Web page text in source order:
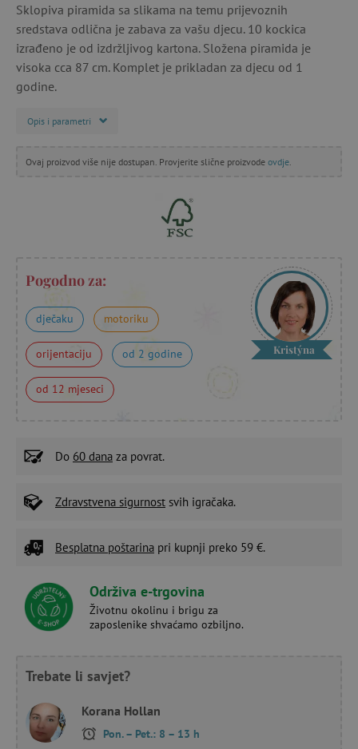
Sklopiva piramida sa slikama na temu prijevoznih
sredstava odlična je zabava za vašu djecu. 10 kockica
izrađeno je od izdržljivog kartona. Složena piramida je
visoka cca 87 cm. Komplet je prikladan za djecu od 1
godine.
Opis i parametri
Ovaj proizvod više nije dostupan. Provjerite slične proizvode ovdje
Pogodno za:
dječaku motoriku
orijentaciju od 2 godine
od 12 mjeseci
Kristýna
Do 60 dana za povrat.
Zdravstvena sigurnost svih igračaka.
Besplatna poštarina pri kupnji preko 59 €.
Održiva e-trgovina
Životnu okolinu i brigu za
zaposlenike shvaćamo ozbiljno.
Trebate li savjet?
Korana Hollan
Pon. – Pet.: 8 – 13 h